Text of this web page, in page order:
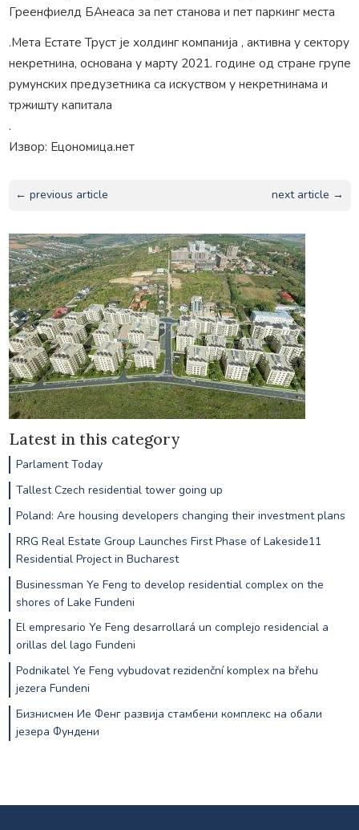
Греенфиелд БАнеаса за пет станова и пет паркинг места
.Мета Естате Труст је холдинг компанија , активна у сектору
некретнина, основана у марту 2021. године од стране групе
румунских предузетника са искуством у некретнинама и
тржишту капитала
.
Извор: Ецономица.нет
← previous article next article →
Latest in this category
Parlament Today
Tallest Czech residential tower going up
Poland: Are housing developers changing their investment plans
RRG Real Estate Group Launches First Phase of Lakeside11
Residential Project in Bucharest
Businessman Ye Feng to develop residential complex on the
shores of Lake Fundeni
El empresario Ye Feng desarrollará un complejo residencial a
orillas del lago Fundeni
Podnikatel Ye Feng vybudovat rezidenční komplex na břehu
jezera Fundeni
Бизнисмен Ие Фенг развија стамбени комплекс на обали
језера Фундени